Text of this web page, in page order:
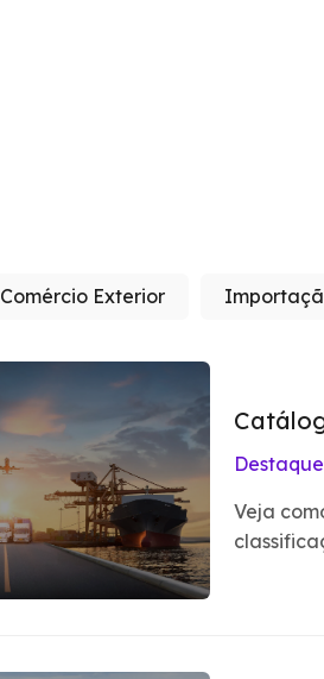
Comércio Exterior
Veja